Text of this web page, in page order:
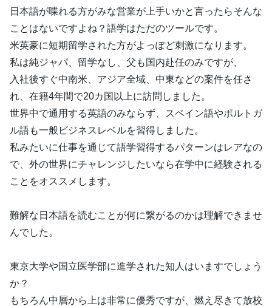
日本語が喋れる方がみな営業が上手いかと言ったらそんな
ことはないですよね？語学はただのツールです。
米英豪に短期留学された方がよっぽど刺激になります。
私は純ジャパ、留学なし、父も国内赴任のみですが、
入社後すぐ中南米、アジア全域、中東などの案件を任さ
れ、在籍4年間で20カ国以上に訪問しました。
世界中で通用する英語のみならず、スペイン語やポルトガ
ル語も一般ビジネスレベルを習得しました。
私みたいに仕事を通じて語学習得するパターンはレアなの
で、外の世界にチャレンジしたいなら在学中に経験される
ことをオススメします。
難解な日本語を読むことが何に繋がるのかは理解できませ
んでした。
東京大学や国立医学部に進学された知人はいますでしょう
か？
もちろん中層から上は非常に優秀ですが、燃え尽きて放校